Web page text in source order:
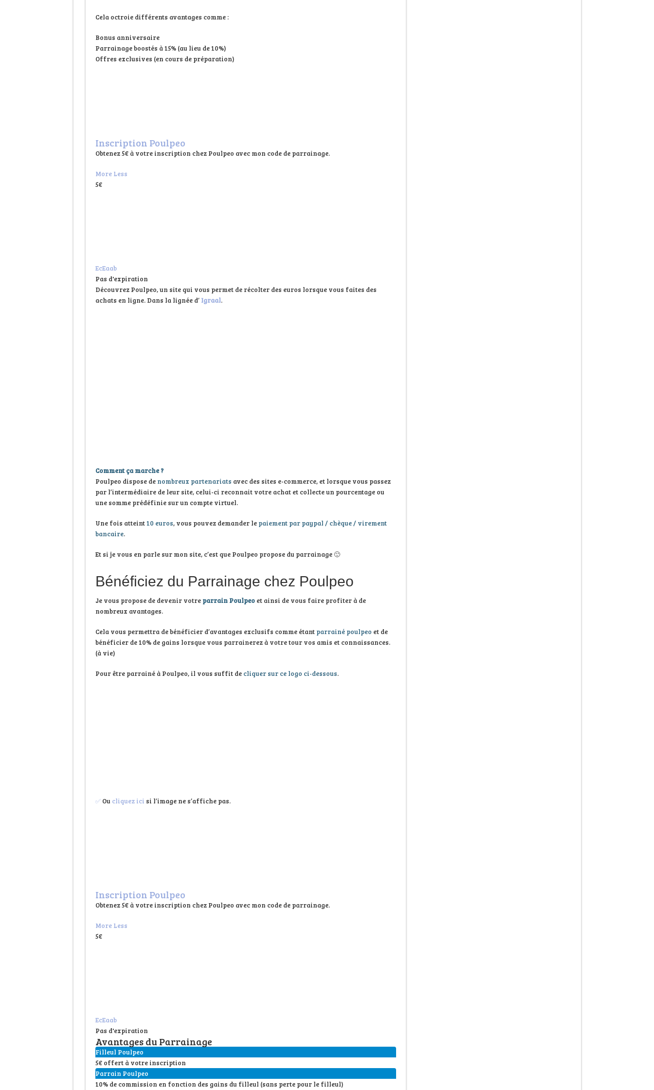
Cela octroie différents avantages comme :
Bonus anniversaire
Parrainage boostés à 15% (au lieu de 10%)
Offres exclusives (en cours de préparation)
Inscription Poulpeo
Obtenez 5€ à votre inscription chez Poulpeo avec mon code de parrainage.
More Less
5€
EcEaab
Pas d'expiration
Découvrez Poulpeo, un site qui vous permet de récolter des euros lorsque vous faites des
achats en ligne. Dans la lignée d’ Igraal.
Comment ça marche ?
Poulpeo dispose de nombreux partenariats avec des sites e-commerce, et lorsque vous passez
par l’intermédiaire de leur site, celui-ci reconnait votre achat et collecte un pourcentage ou
une somme prédéfinie sur un compte virtuel.
Une fois atteint10 euros, vous pouvez demander le paiement par paypal / chèque / virement
bancaire.
Et si je vous en parle sur mon site, c’est que Poulpeo propose du parrainage 🙂
Bénéficiez du Parrainage chez Poulpeo
Je vous propose de devenir votre parrain Poulpeoet ainsi de vous faire profiter à de
nombreux avantages.
Cela vous permettra de bénéficier d’avantages exclusifs comme étant parrainé poulpeo et de
bénéficier de 10% de gains lorsque vous parrainerez à votre tour vos amis et connaissances.
(à vie)
Pour être parrainé à Poulpeo, il vous suffit de cliquer sur ce logo ci-dessous.
✅ Ou cliquez ici si l’image ne s’affiche pas.
Inscription Poulpeo
Obtenez 5€ à votre inscription chez Poulpeo avec mon code de parrainage.
More Less
5€
EcEaab
Pas d'expiration
Avantages du Parrainage
Filleul Poulpeo
5€ offert à votre inscription
Parrain Poulpeo
10% de commission en fonction des gains du filleul (sans perte pour le filleul)